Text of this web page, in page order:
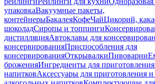
упаковкаВакуумные пакеты,
контейнерыБакалеяКофеЧайЦикорий,
шоколадСиропы и топпинги
дистилляцияАвтоклавы для
консервированияПриспособления для
консервированияОткрывалкиПивоварни
броженияИнгредиенты для
напитковАксессуары для приготовления